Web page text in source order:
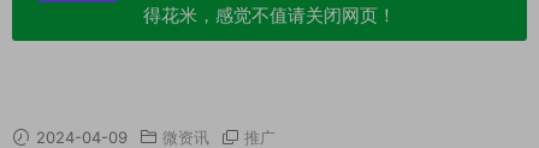
得花米，感觉不值请关闭网页！
2024-04-09 微资讯 推广